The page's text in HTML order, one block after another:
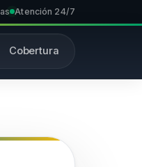
Atención 24/7
Cobertura